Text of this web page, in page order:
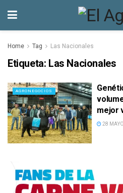
Home Tag Las Nacionales
Etiqueta: Las Nacionales
AGRONEGOCIOS
mejor
28